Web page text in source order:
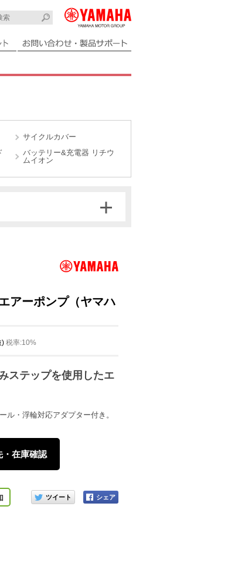
サイクルカバー
バッテリー&充電器 リチウ
ムイオン
アーポンプ（ヤマハ
) 税率:10%
ステップを使用したエ
ル・浮輪対応アダプター付き。
・在庫確認
このアイテムをシェアする